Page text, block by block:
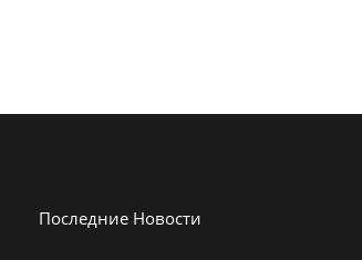
Последние Новости